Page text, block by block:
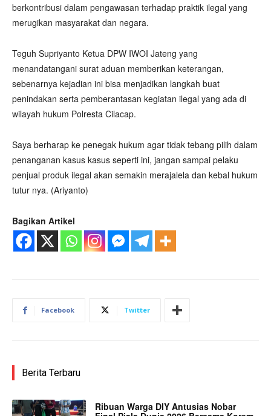
berkontribusi dalam pengawasan terhadap praktik ilegal yang
merugikan masyarakat dan negara.
Teguh Supriyanto Ketua DPW IWOI Jateng yang
menandatangani surat aduan memberikan keterangan,
sebenarnya kejadian ini bisa menjadikan langkah buat
penindakan serta pemberantasan kegiatan ilegal yang ada di
wilayah hukum Polresta Cilacap.
Saya berharap ke penegak hukum agar tidak tebang pilih dalam
penanganan kasus kasus seperti ini, jangan sampai pelaku
penjual produk ilegal akan semakin merajalela dan kebal hukum
tutur nya. (Ariyanto)
Bagikan Artikel
Facebook Twitter
Berita Terbaru
Ribuan Warga DIY Antusias Nobar